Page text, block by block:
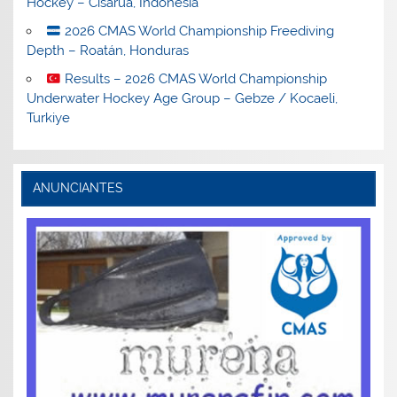
2026 CMAS World Championship Freediving
Depth – Roatán, Honduras
Results – 2026 CMAS World Championship
Underwater Hockey Age Group – Gebze / Kocaeli,
Turkiye
ANUNCIANTES